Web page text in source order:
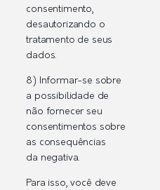
consentimento,
desautorizando o
tratamento de seus
dados.
8) Informar-se sobre
a possibilidade de
não fornecer seu
consentimentos sobre
as consequências
da negativa.
Para isso, você deve